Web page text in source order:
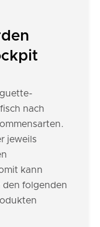
nach
jeweils
kann
den folgenden